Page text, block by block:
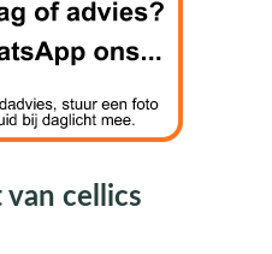
cellics